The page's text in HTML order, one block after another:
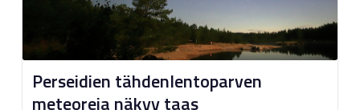
Perseidien tähdenlentoparven
meteoreja näkyy taas